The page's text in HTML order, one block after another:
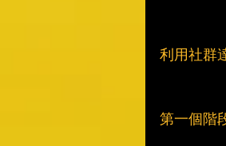
利用社群
第一個階